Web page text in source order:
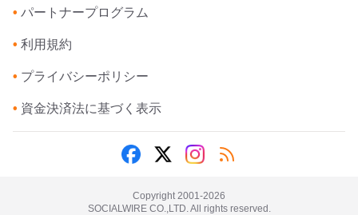
• パートナープログラム
• 利用規約
• プライバシーポリシー
• 資金決済法に基づく表示
Copyright 2001-2026
SOCIALWIRE CO.,LTD. All rights reserved.